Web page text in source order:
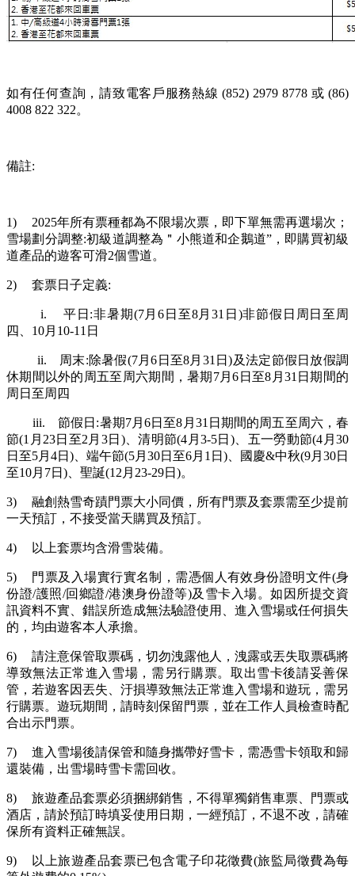
如有任何查詢，請致電客戶服務熱線 (852) 2979 8778 或 (86)
4008 822 322。
備註:
1)
2025年所有票種都為不限場次票，即下單無需再選場次；
雪場劃分調整:初級道調整為＂小熊道和企鵝道”，即購買初級
道產品的遊客可滑2個雪道。
2) 套票日子定義:
i.
平日:非暑期(7月6日至8月31日)非節假日周日至周
四、10月10-11日
ii.
周末:除暑假(7月6日至8月31日)及法定節假日放假調
休期間以外的周五至周六期間，暑期7月6日至8月31日期間的
周日至周四
iii.
節假日:暑期7月6日至8月31日期間的周五至周六，春
節(1月23日至2月3日)、清明節(4月3-5日)、五一勞動節(4月30
日至5月4日)、端午節(5月30日至6月1日)、國慶&中秋(9月30日
至10月7日)、聖誕(12月23-29日)。
3)
融創熱雪奇蹟門票大小同價，所有門票及套票需至少提前
一天預訂，不接受當天購買及預訂。
4) 以上套票均含滑雪裝備。
5)
門票及入場實行實名制，需憑個人有效身份證明文件(身
份證/護照/回鄉證/港澳身份證等)及雪卡入場。如因所提交資
訊資料不實、錯誤所造成無法驗證使用、進入雪場或任何損失
的，均由遊客本人承擔。
6)
請注意保管取票碼，切勿洩露他人，洩露或丟失取票碼將
導致無法正常進入雪場，需另行購票。取出雪卡後請妥善保
管，若遊客因丟失、汙損導致無法正常進入雪場和遊玩，需另
行購票。遊玩期間，請時刻保留門票，並在工作人員檢查時配
合出示門票。
7)
進入雪場後請保管和隨身攜帶好雪卡，需憑雪卡領取和歸
還裝備，出雪場時雪卡需回收。
8)
旅遊產品套票必須捆綁銷售，不得單獨銷售車票、門票或
酒店，請於預訂時填妥使用日期，一經預訂，不退不改，請確
保所有資料正確無誤。
9)
以上旅遊產品套票已包含電子印花徵費(旅監局徵費為每